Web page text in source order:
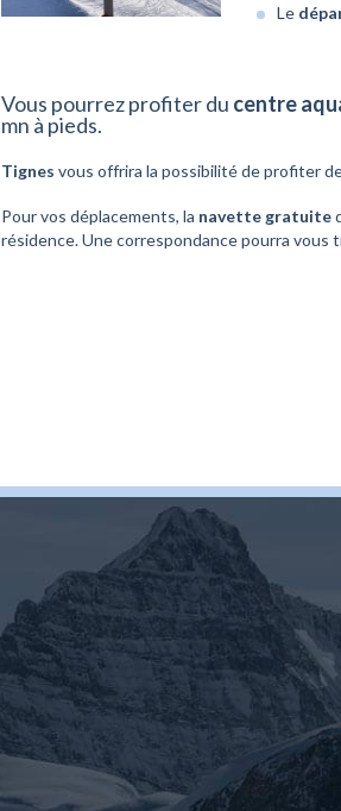
Le
Vous pourrez profiter du centre
mn à pieds.
Tignes vous offrira la possibilité de profiter
Pour vos déplacements, la navette gratuite
résidence. Une correspondance pourra vous